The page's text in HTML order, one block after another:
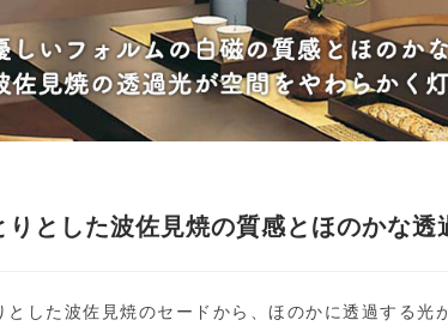
りとした波佐見焼の質感とほのかな透
とした波佐見焼のセードから、ほのかに透過する光